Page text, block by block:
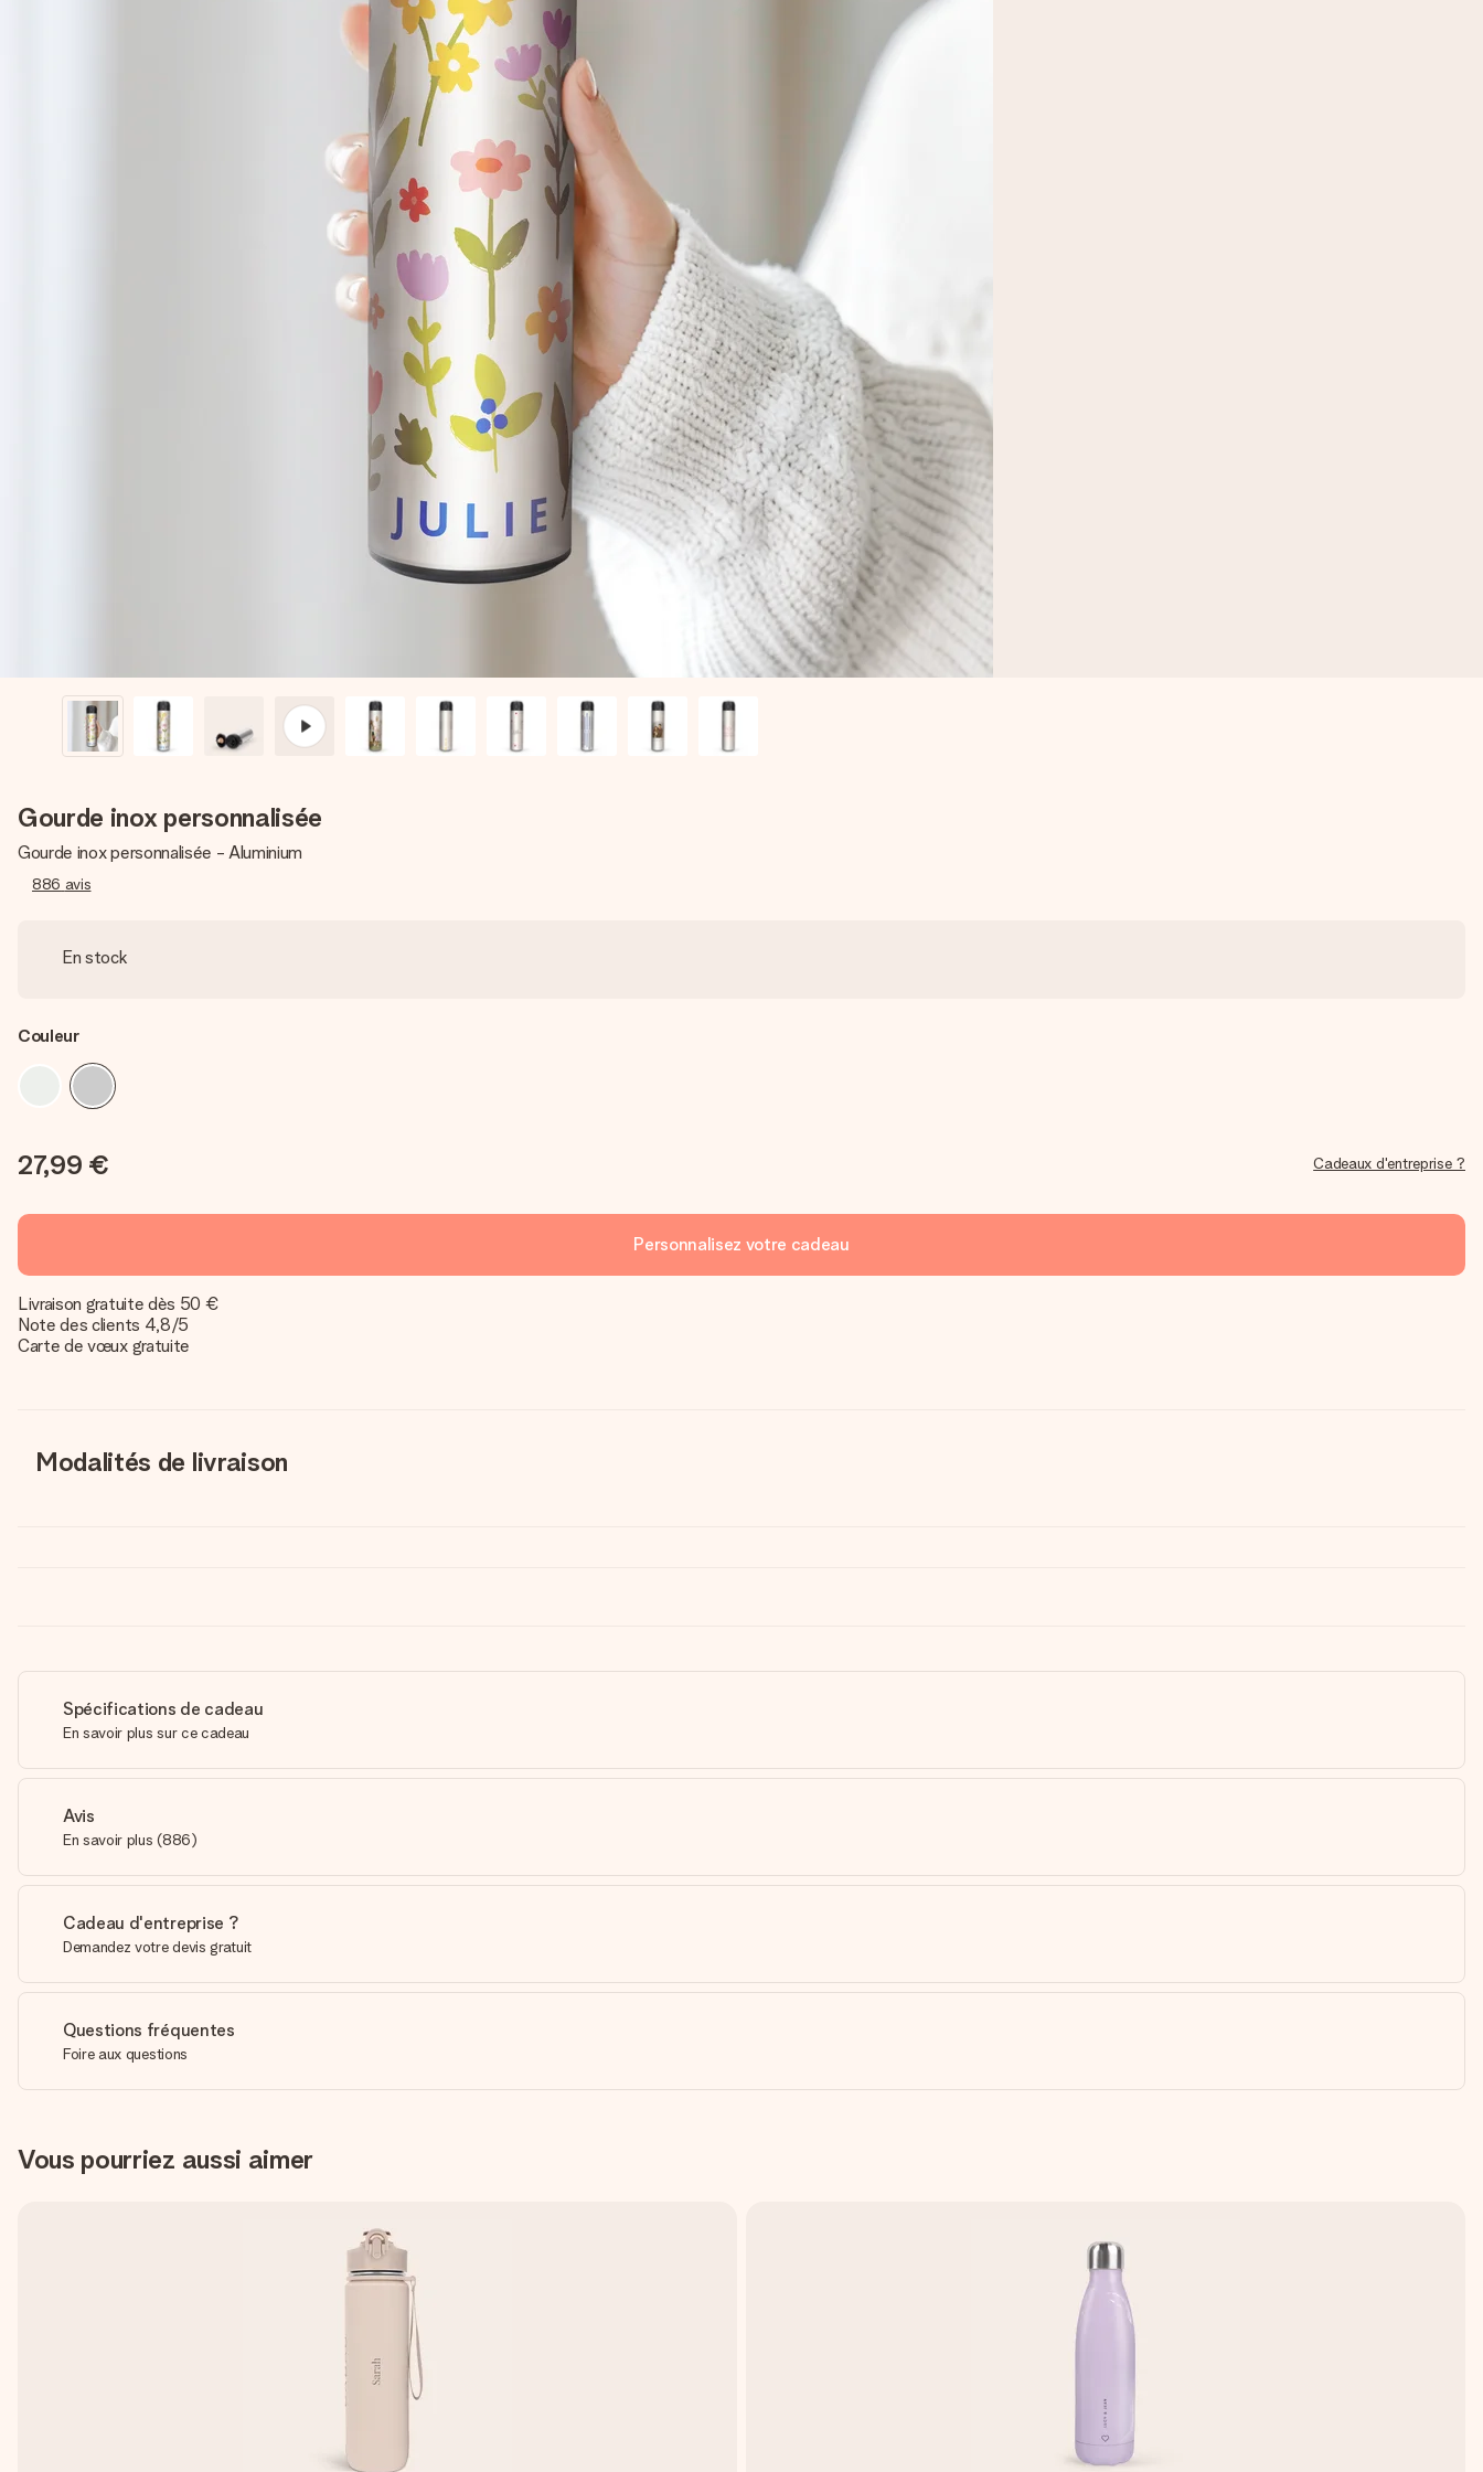
Gourde inox personnalisée
Gourde inox personnalisée - Aluminium
886 avis
En stock
Couleur
27,99 € Cadeaux d'entreprise ?
Personnalisez votre cadeau
Livraison gratuite dès 50 €
Note des clients 4,8/5
Carte de vœux gratuite
Modalités de livraison
Spécifications de cadeau
En savoir plus sur ce cadeau
Avis
En savoir plus (886)
Cadeau d'entreprise ?
Demandez votre devis gratuit
Questions fréquentes
Foire aux questions
Vous pourriez aussi aimer